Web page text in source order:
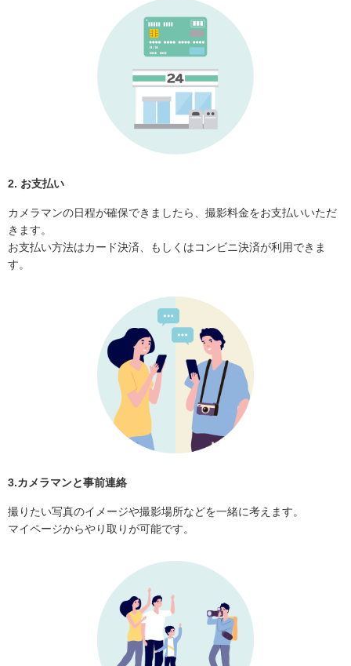
2. お支払い
カメラマンの日程が確保できましたら、撮影料金をお支払いいただ
きます。
お支払い方法はカード決済、もしくはコンビニ決済が利用できま
す。
3.カメラマンと事前連絡
撮りたい写真のイメージや撮影場所などを一緒に考えます。
マイページからやり取りが可能です。